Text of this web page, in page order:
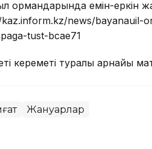
ормандарында емін-еркін
kaz.inform.kz/news/
tust-bcae71
кереметі туралы арнайы
Жануарлар